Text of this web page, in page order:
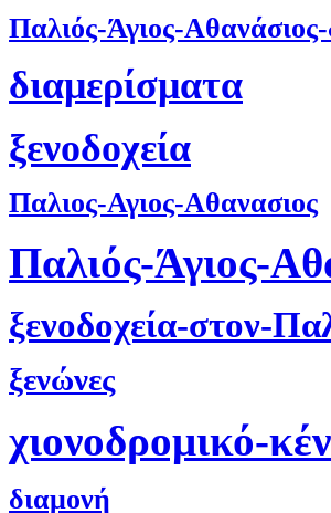
Παλιός-Άγιος-
διαμερίσματα
ξενοδοχεία
Παλιος-Αγιος-Αθανασιος
Παλιός-Άγιος-
ξενοδοχεία-στον-
ξενώνες
χιονοδρομικό-
διαμονή